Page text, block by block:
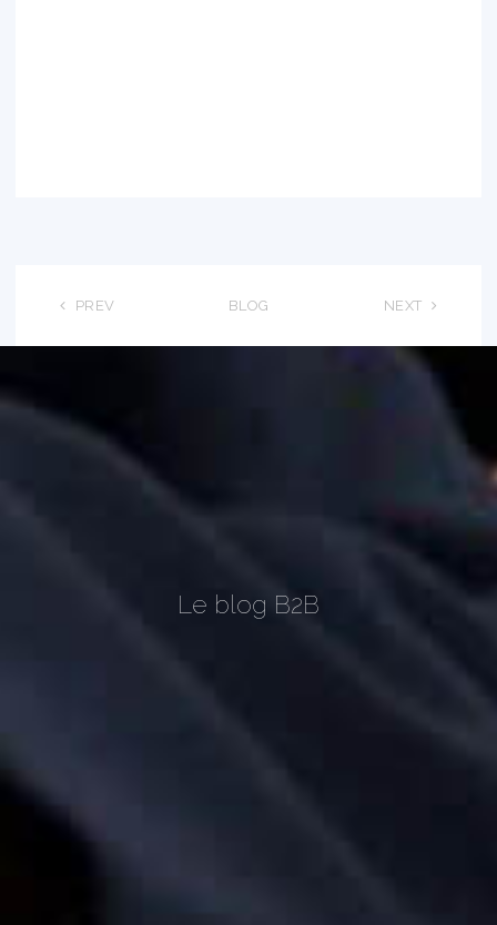
PREV BLOG NEXT
Le blog B2B